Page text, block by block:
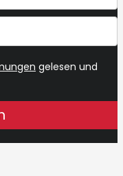
gelesen und